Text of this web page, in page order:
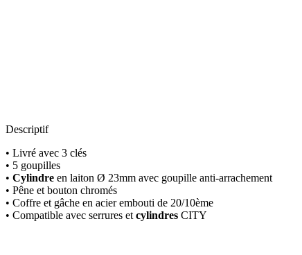
Descriptif
• Livré avec 3 clés
• 5 goupilles
• Cylindre en laiton Ø 23mm avec goupille anti-arrachement
• Pêne et bouton chromés
• Coffre et gâche en acier embouti de 20/10ème
• Compatible avec serrures et cylindres CITY